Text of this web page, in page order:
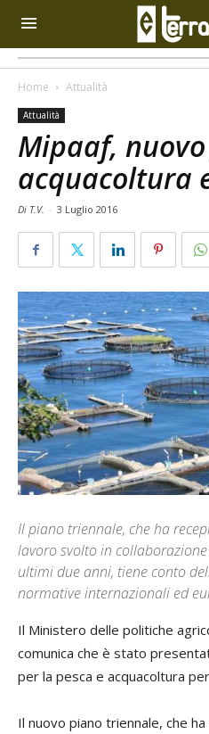
Home Attualità
Attualità
Mipaaf,
acquacoltura
Di T.V. - 3 Luglio 2016
Il piano triennale, che ha
lavoro svolto in
ultimi due anni, tiene conto
normative internazionali ed
Il Ministero delle politiche
comunica che è stato
per la pesca e acquacoltura
Il nuovo piano triennale, che